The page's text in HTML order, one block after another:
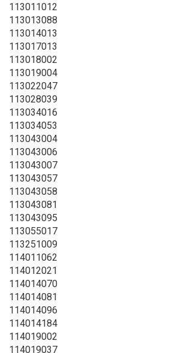
113011012
113013088
113014013
113017013
113018002
113019004
113022047
113028039
113034016
113034053
113043004
113043006
113043007
113043057
113043058
113043081
113043095
113055017
113251009
114011062
114012021
114014070
114014081
114014096
114014184
114019002
114019037